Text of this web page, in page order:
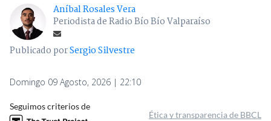
Aníbal Rosales Vera
Periodista de Radio Bío Bío Valparaíso
Publicado porSergio Silvestre
Domingo 09 Agosto, 2026 | 22:10
Seguimos criterios de
Ética y transparencia de BBCL